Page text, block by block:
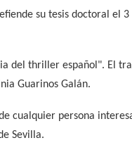
su tesis doctoral el
del thriller español". El
Guarinos Galán.
cualquier persona
Sevilla.